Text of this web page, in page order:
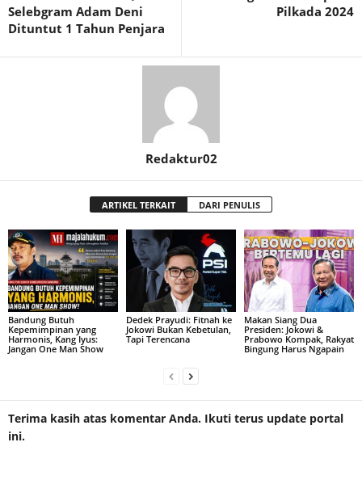
Selebgram Adam Deni
Dituntut 1 Tahun Penjara
Pilkada 2024
Redaktur02
ARTIKEL TERKAIT DARI PENULIS
Bandung Butuh
Kepemimpinan yang
Harmonis, Kang Iyus:
Jangan One Man Show
Dedek Prayudi: Fitnah ke
Jokowi Bukan Kebetulan,
Tapi Terencana
Makan Siang Dua
Presiden: Jokowi &
Prabowo Kompak, Rakyat
Bingung Harus Ngapain
Terima kasih atas komentar Anda. Ikuti terus update portal
ini.